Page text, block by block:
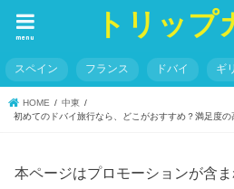
トリップ
menu
スペイン フランス ドバイ ギ
HOME
中東
初めてのドバイ旅行なら、どこがおすすめ？満足度の
本ページはプロモーションが含ま